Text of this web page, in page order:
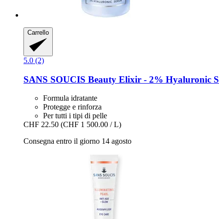
Carrello
5.0 (2)
SANS SOUCIS Beauty Elixir -​ 2% Hyaluronic
Formula idratante
Protegge e rinforza
Per tutti i tipi di pelle
CHF 22.50 (CHF 1 500.00 / L)
Consegna entro il giorno 14 agosto